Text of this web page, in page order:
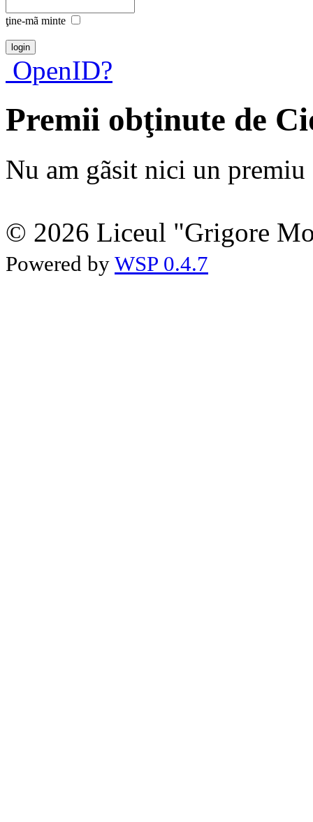
ţine-mã minte
OpenID?
Premii obţinute de
Nu am gãsit nici un premiu
© 2026 Liceul "Grigore
Powered by WSP 0.4.7